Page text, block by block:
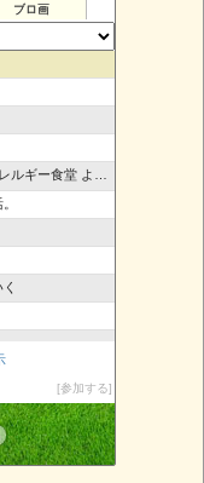
ブロ画
堂 よってんべぇ~
ップのレシピ〜
はん
・除去食レシピ
参加する